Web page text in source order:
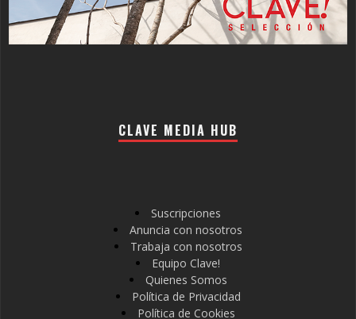
CLAVE MEDIA HUB
Suscripciones
Anuncia con nosotros
Trabaja con nosotros
Equipo Clave!
Quienes Somos
Política de Privacidad
Política de Cookies